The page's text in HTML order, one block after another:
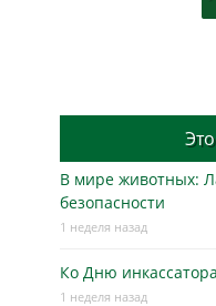
В мире животных:
безопасности
1 неделя назад
Ко Дню
1 неделя назад